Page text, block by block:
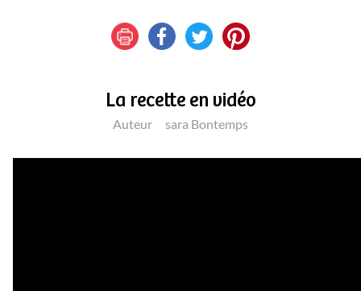
La recette en vidéo
Auteur sara Bontemps